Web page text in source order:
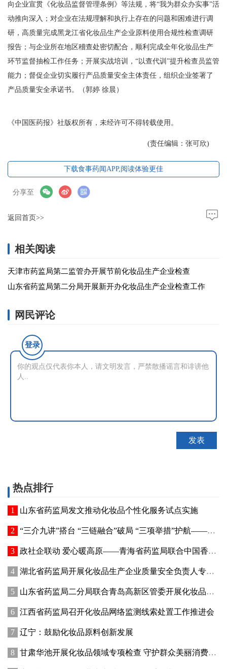
向企业宣贯《化妆品监督管理条例》等法规，将“我为群众办实事”活
动推向深入；对企业在法规理解和执行上存在的问题和困难进行调
研，高质量完成黑龙江省化妆品生产企业原料使用合规性检查调研
报告；与企业所在地区稽查处密切配合，顺利完成全年化妆品生产
环节监督抽检工作任务；开展实战培训，“以查代训”提升检查员监管
能力；督促企业切实履行产品质量安全主体责任，组织企业签署了
产品质量安全承诺书。（郭婷 徐晨）
《中国医药报》社版权所有，未经许可不得转载使用。
(责任编辑：张可欣)
下载食事药闻APP,阅读体验更佳
分享至
返回首页>>
相关阅读
天津市药监局第二监管办开展节前化妆品生产企业检查
山东省药监局第二分局开展新开办化妆品生产企业检查工作
网民评论
登录
热点排行
山东省药监局发文推动化妆品个性化服务试点实施
“三介九讲”搭台 “三链融合”破局 “三项举措”护航——青海高原特色化妆品原料产业迈出实质性步伐
政社企联动 爱心暖高原——青海省药监局联合中国香料香精化妆品工业协会开展公益捐赠活动
湖北省药监局开展化妆品生产企业质量安全负责人专题培训暨现场观摩活动
山东省药监局二分局联合青岛高新区管委开展化妆品新原料注册备案赋能专题交流活动
江西省药监局召开化妆品网络监测线索处置工作推进会
辽宁：鼓励化妆品原料创新发展
甘肃华池开展化妆品领域专项检查 守护群众美丽消费安全